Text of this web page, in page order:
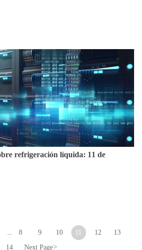
refrigeración líquida: 11 de
8 9 10 12
13
14
Next Page>